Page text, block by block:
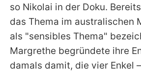
so Nikolai in der Doku.
das Thema im australischen
als "sensibles Thema"
Margrethe begründete ihre
damals damit, die vier Enkel